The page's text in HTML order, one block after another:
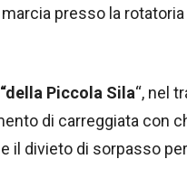
presso la
Piccola Sila“, nel
di carreggiata con
il divieto di sorpasso